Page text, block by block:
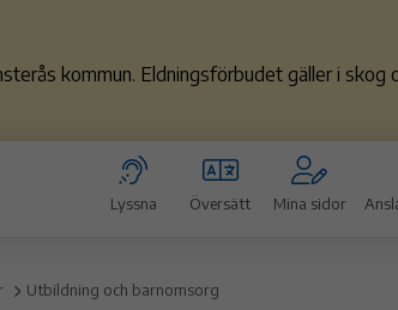
kommun. Eldningsförbudet gäller i skog
Lyssna Översätt Mina sidor
Utbildning och barnomsorg